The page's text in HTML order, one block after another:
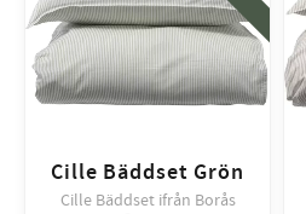
Cille Bäddset Grön
Cille Bäddset ifrån Borås